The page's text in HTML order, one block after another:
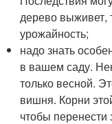
дерево выживет,
урожайность;
надо знать
в вашем саду.
только весной.
вишня. Корни
чтобы перенести